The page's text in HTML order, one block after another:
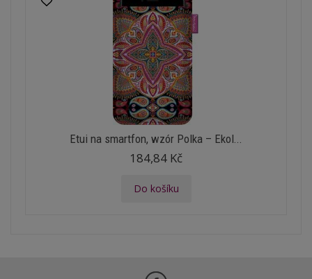
Etui na smartfon, wzór Polka – Ekol...
184,84 Kč
Do košíku